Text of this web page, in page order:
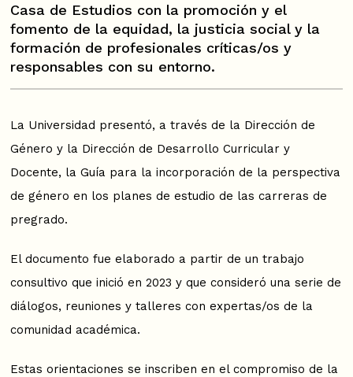
Casa de Estudios con la promoción y el
fomento de la equidad, la justicia social y la
formación de profesionales críticas/os y
responsables con su entorno.
La Universidad presentó, a través de la Dirección de
Género y la Dirección de Desarrollo Curricular y
Docente, la Guía para la incorporación de la perspectiva
de género en los planes de estudio de las carreras de
pregrado.
El documento fue elaborado a partir de un trabajo
consultivo que inició en 2023 y que consideró una serie de
diálogos, reuniones y talleres con expertas/os de la
comunidad académica.
Estas orientaciones se inscriben en el compromiso de la